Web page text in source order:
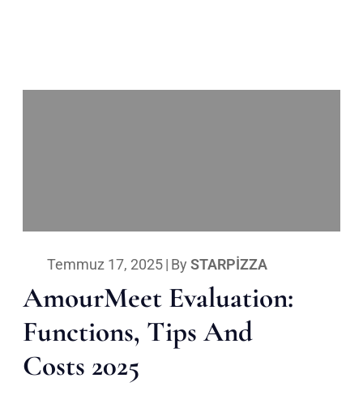
Temmuz 17, 2025| By STARPIZZA
AmourMeet Evaluation:
Functions, Tips And
Costs 2025